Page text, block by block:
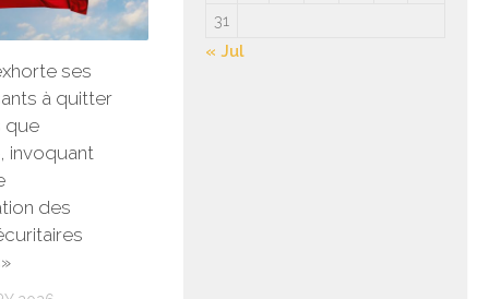
ses
à quitter
que
invoquant
des
31
« Jul